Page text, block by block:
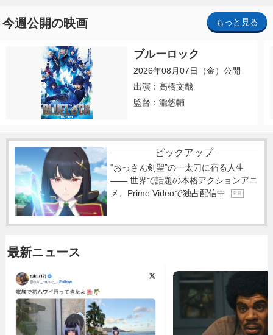
今週公開の映画 もっと見る
ブルーロック
2026年08月07日（金）公開
出演：高橋文哉
監督：瀧悠輔
ピックアップ
“おっさん剣聖”の一太刀に宿る人生
―― 世界で話題の本格アクションアニ
メ、Prime Videoで独占配信中
P R
最新ニュース